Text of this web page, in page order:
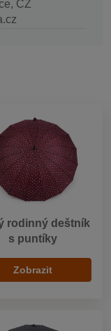
CZ
rodinný deštník
s puntíky
Zobrazit